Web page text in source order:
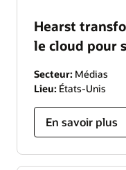
Hearst
le cloud pour
Secteur: Médias
Lieu: États-Unis
En savoir plus